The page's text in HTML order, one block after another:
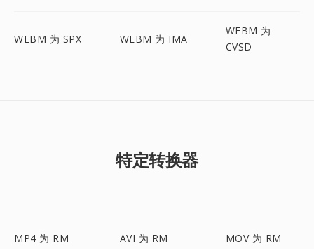
WEBM 为 SPX WEBM 为 IMA
WEBM 为
CVSD
特定转换器
MP4 为 RM AVI 为 RM MOV 为 RM